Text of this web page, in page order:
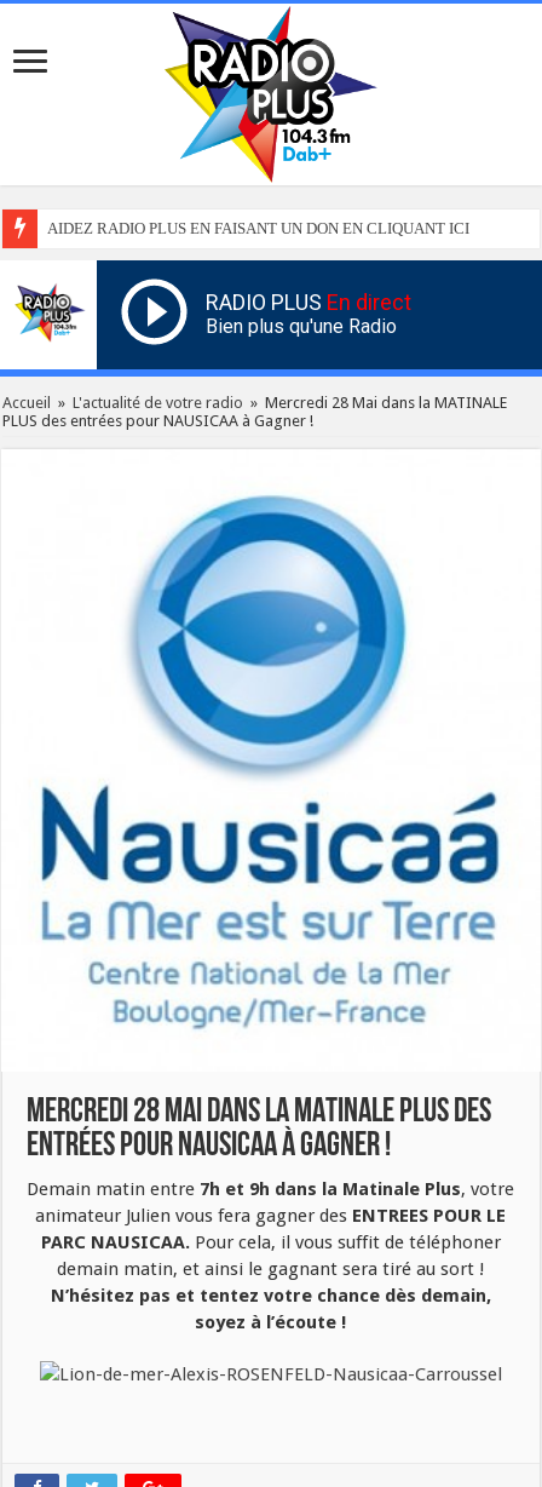
AIDEZ RADIO PLUS EN FAISANT UN DON EN CLIQUANT ICI
RADIO PLUS En direct
Bien plus qu'une Radio
Accueil » L'actualité de votre radio » Mercredi 28 Mai dans la MATINALE
PLUS des entrées pour NAUSICAA à Gagner !
Mercredi 28 Mai dans la MATINALE PLUS des
entrées pour NAUSICAA à Gagner !
Demain matin entre 7h et 9h dans la Matinale Plus, votre
animateur Julien vous fera gagner des ENTREES POUR LE
PARC NAUSICAA.Pour cela, il vous suffit de téléphoner
demain matin, et ainsi le gagnant sera tiré au sort !
N’hésitez pas et tentez votre chance dès demain,
soyez à l’écoute !